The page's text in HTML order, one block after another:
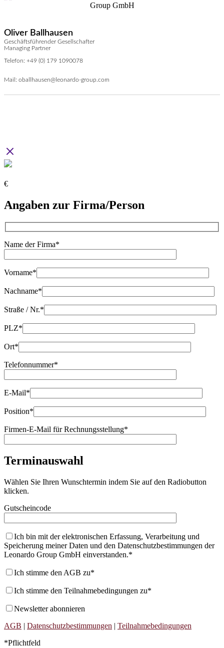
Oliver Ballhausen
Geschäftsführender Gesellschafter
Managing Partner
Telefon: +49 (0) 179 1090078
Mail: oballhausen@leonardo-group.com
€
Angaben zur Firma/Person
Name der Firma*
Vorname*
Nachname*
Straße / Nr.*
PLZ*
Ort*
Telefonnummer*
E-Mail*
Position*
Firmen-E-Mail für Rechnungsstellung*
Terminauswahl
Wählen Sie Ihren Wunschtermin indem Sie auf den Radiobutton
klicken.
Gutscheincode
Ich bin mit der elektronischen Erfassung, Verarbeitung und
Speicherung meiner Daten und den Datenschutzbestimmungen der
Leonardo Group GmbH einverstanden.*
Ich stimme den AGB zu*
Ich stimme den Teilnahmebedingungen zu*
Newsletter abonnieren
AGB | Datenschutzbestimmungen | Teilnahmebedingungen
*Pflichtfeld